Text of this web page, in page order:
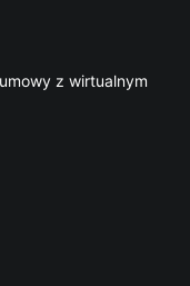
z wirtualnym